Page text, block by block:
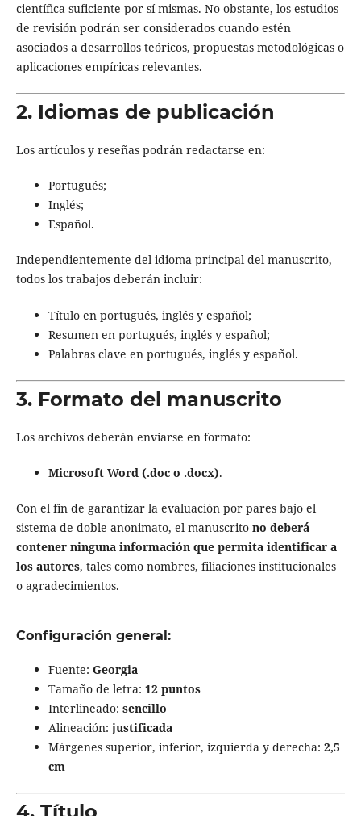
científica suficiente por sí mismas. No obstante, los estudios
de revisión podrán ser considerados cuando estén
asociados a desarrollos teóricos, propuestas metodológicas o
aplicaciones empíricas relevantes.
2. Idiomas de publicación
Los artículos y reseñas podrán redactarse en:
Portugués;
Inglés;
Español.
Independientemente del idioma principal del manuscrito,
todos los trabajos deberán incluir:
Título en portugués, inglés y español;
Resumen en portugués, inglés y español;
Palabras clave en portugués, inglés y español.
3. Formato del manuscrito
Los archivos deberán enviarse en formato:
Microsoft Word (.doc o .docx).
Con el fin de garantizar la evaluación por pares bajo el
sistema de doble anonimato, el manuscrito no deberá
contener ninguna información que permita identificar a
los autores, tales como nombres, filiaciones institucionales
o agradecimientos.
Configuración general:
Fuente: Georgia
Tamaño de letra: 12 puntos
Interlineado: sencillo
Alineación: justificada
Márgenes superior, inferior, izquierda y derecha: 2,5
cm
4. Título